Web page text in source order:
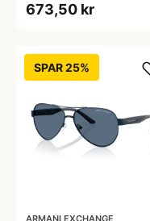
673,50 kr
SPAR 25%
ARMANI EXCHANGE